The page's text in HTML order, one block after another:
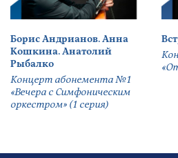
Борис Андрианов. Анна
Кошкина. Анатолий
Рыбалко
Концерт абонемента №1
«Вечера с Симфоническим
оркестром» (1 серия)